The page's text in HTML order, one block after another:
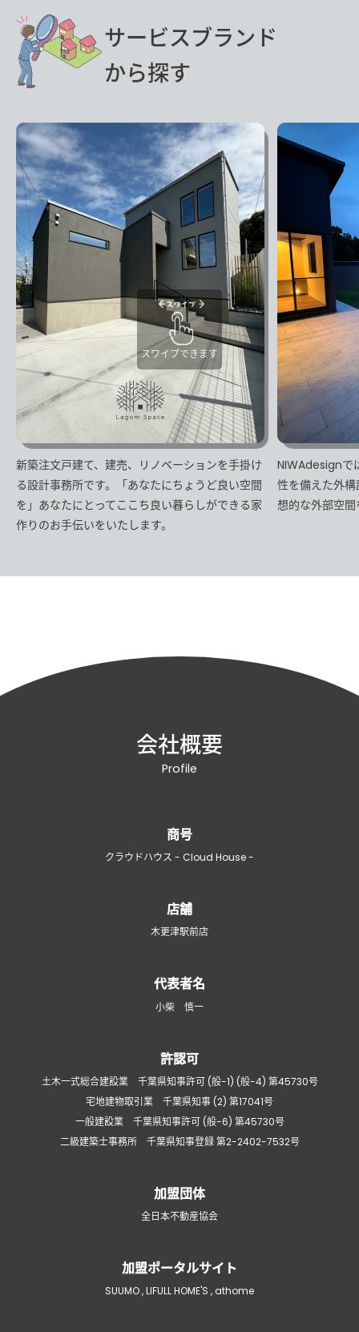
サービスブランド
から探す
新築注文戸建て、建売、リノベーションを手掛け
る設計事務所です。「あなたにちょうど良い空間
を」あなたにとってここち良い暮らしができる家
作りのお手伝いをいたします。
NIWAdesignで
性を備えた外
想的な外部空
スワイプできます
会社概要
Profile
商号
クラウドハウス - Cloud House -
店舗
木更津駅前店
代表者名
小柴 慎一
許認可
土木一式総合建設業 千葉県知事許可 (般-1) (般-4) 第45730号
宅地建物取引業 千葉県知事 (2) 第17041号
一般建設業 千葉県知事許可 (般-6) 第45730号
二級建築士事務所 千葉県知事登録 第2-2402-7532号
加盟団体
全日本不動産協会
加盟ポータルサイト
SUUMO , LIFULL HOME'S , athome